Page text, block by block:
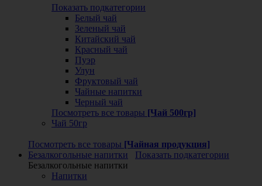
Показать подкатегории
Белый чай
Зеленый чай
Китайский чай
Красный чай
Пуэр
Улун
Фруктовый чай
Чайные напитки
Черный чай
Посмотреть все товары [Чай 500гр]
Чай 50гр
Посмотреть все товары [Чайная продукция]
Безалкогольные напитки
Показать подкатегории
Безалкогольные напитки
Напитки